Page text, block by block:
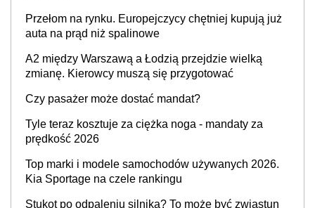
Przełom na rynku. Europejczycy chętniej kupują już
auta na prąd niż spalinowe
A2 między Warszawą a Łodzią przejdzie wielką
zmianę. Kierowcy muszą się przygotować
Czy pasażer może dostać mandat?
Tyle teraz kosztuje za ciężka noga - mandaty za
prędkość 2026
Top marki i modele samochodów używanych 2026.
Kia Sportage na czele rankingu
Stukot po odpaleniu silnika? To może być zwiastun